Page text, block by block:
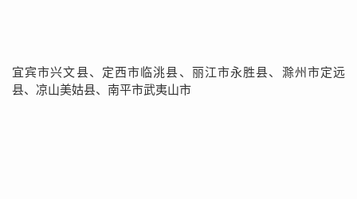
宜宾市兴文县、定西市临洮县、丽江市永胜县、滁州市定远
县、凉山美姑县、南平市武夷山市